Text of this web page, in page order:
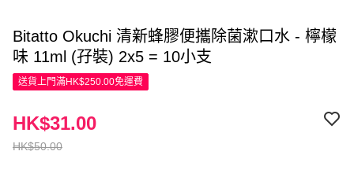
Bitatto Okuchi 清新蜂膠便攜除菌漱口水 - 檸檬
味 11ml (孖裝) 2x5 = 10小支
送貨上門滿HK$250.00免運費
HK$50.00
HK$31.00